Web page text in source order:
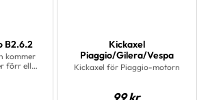
Kickaxel Piaggio B2.6.2
kommer
förr eller
Kickaxel
Piaggio/Gilera/Vespa
Kickaxel för Piaggio-motorn
99kr